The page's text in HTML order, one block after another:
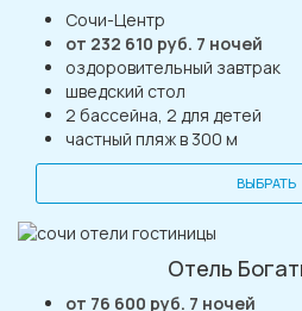
Сочи-Центр
от 232 610 руб. 7 ночей
оздоровительный завтрак
шведский стол
2 бассейна, 2 для детей
частный пляж в 300 м
ВЫБРАТЬ
Отель
от 76 600 руб. 7 ночей